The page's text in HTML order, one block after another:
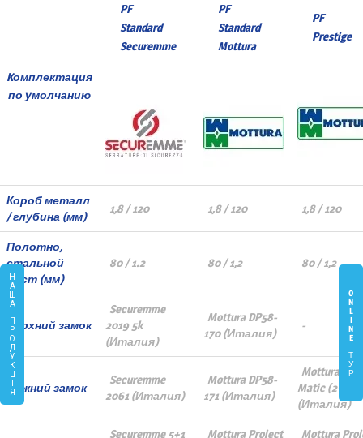
Н
А
А
П
Р
О
Д
У
К
Я
O
N
L
I
N
E
Т
У
Р
Kомплектация
по умолчанию
PF
Standard
Securemme
PF
Standard
Mottura
PF
Prestige
Короб металл
/ глубина (мм)
1,8 / 120 1,8 / 120 1,8 / 120
Полотно,
стальной
лист (мм)
80 / 1.2 80 / 1,2 80 / 1,2
Верхний замок
Securemme
2019 5k
(Италия)
Mottura DP58-
170 (Италия)
-
Нижний замок
Securemme
2061 (Италия)
Mottura DP58-
171 (Италия)
Mottura
Matic (2+5k)
(Италия)
Securemme 5+1
Mottura Project
Mottura